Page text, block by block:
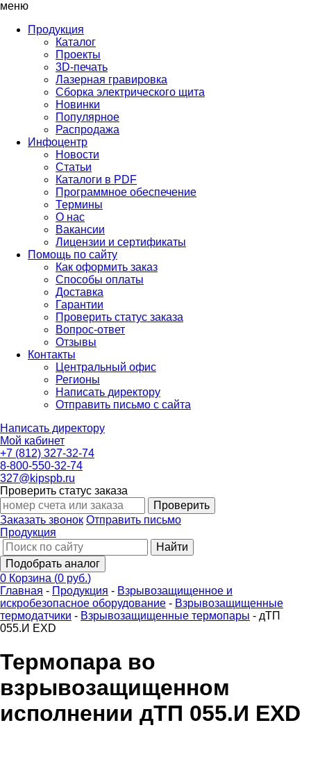
меню
Продукция
Каталог
Проекты
3D-печать
Лазерная гравировка
Сборка электрического щита
Новинки
Популярное
Распродажа
Инфоцентр
Новости
Статьи
Каталоги в PDF
Программное обеспечение
Термины
О нас
Вакансии
Лицензии и сертификаты
Помощь по сайту
Как оформить заказ
Способы оплаты
Доставка
Гарантии
Проверить статус заказа
Вопрос-ответ
Отзывы
Контакты
Центральный офис
Регионы
Написать директору
Отправить письмо с сайта
Написать директору
Мой кабинет
+7 (812) 327-32-74
8-800-550-32-74
327@kipspb.ru
Проверить статус заказа
Проверить
Заказать звонок Отправить письмо
Продукция
Найти
Подобрать аналог
0 Корзина (0 руб.)
Главная - Продукция - Взрывозащищенное и
искробезопасное оборудование - Взрывозащищенные
термодатчики - Взрывозащищенные термопары - дТП
055.И EXD
Термопара во
взрывозащищенном
исполнении дТП 055.И EXD